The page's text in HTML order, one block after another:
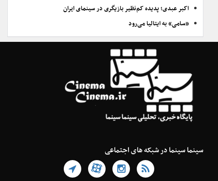
اکبر عبدی؛ پدیده کم‌نظیر بازیگری در سینمای ایران
«سامی» به ایتالیا می‌رود
سینما سینما در شبکه های اجتماعی